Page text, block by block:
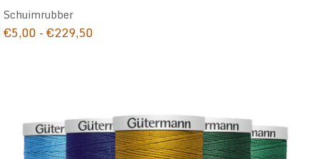
Schuimrubber
€5,00 -€229,50